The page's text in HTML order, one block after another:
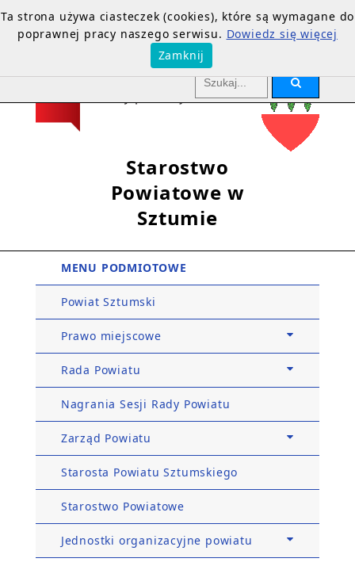
Starostwo
Powiatowe w
Sztumie
MENU PODMIOTOWE
Powiat Sztumski
Prawo miejscowe
Rada Powiatu
Nagrania Sesji Rady Powiatu
Zarząd Powiatu
Starosta Powiatu Sztumskiego
Starostwo Powiatowe
Jednostki organizacyjne powiatu
Ta strona używa ciasteczek (cookies), które są wymagane do
poprawnej pracy naszego serwisu. Dowiedz się więcej
Zamknij